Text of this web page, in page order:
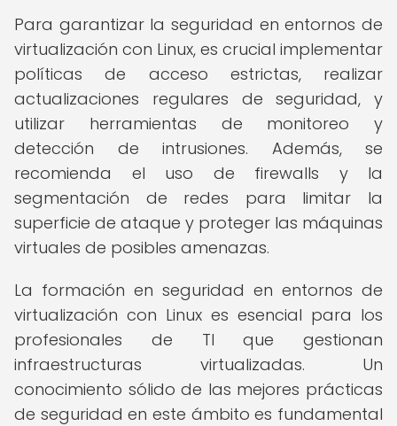
Para garantizar la seguridad en entornos de
virtualización con Linux, es crucial implementar
políticas de acceso estrictas, realizar
actualizaciones regulares de seguridad, y
utilizar herramientas de monitoreo y
detección de intrusiones. Además, se
recomienda el uso de firewalls y la
segmentación de redes para limitar la
superficie de ataque y proteger las máquinas
virtuales de posibles amenazas.
La formación en seguridad en entornos de
virtualización con Linux es esencial para los
profesionales de TI que gestionan
infraestructuras virtualizadas. Un
conocimiento sólido de las mejores prácticas
de seguridad en este ámbito es fundamental